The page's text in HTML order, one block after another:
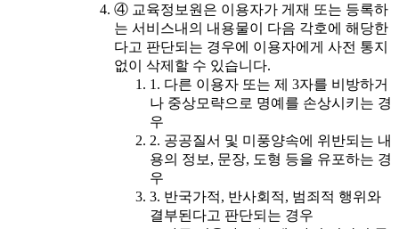
④ 교육정보원은 이용자가 게재 또는 등록하
는 서비스내의 내용물이 다음 각호에 해당한
다고 판단되는 경우에 이용자에게 사전 통지
없이 삭제할 수 있습니다.
1. 다른 이용자 또는 제 3자를 비방하거
나 중상모략으로 명예를 손상시키는 경
우
2. 공공질서 및 미풍양속에 위반되는 내
용의 정보, 문장, 도형 등을 유포하는 경
우
3. 반국가적, 반사회적, 범죄적 행위와
결부된다고 판단되는 경우